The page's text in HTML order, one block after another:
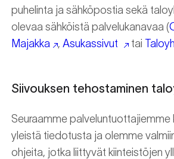
puhelinta ja sähköpostia sekä
olevaa sähköistä palvelukanavaa (
Majakka
,Asukassivut tai
Siivouksen tehostaminen
Seuraamme palveluntuottajiemme
yleistä tiedotusta ja olemme
ohjeita, jotka liittyvät kiinteistöjen